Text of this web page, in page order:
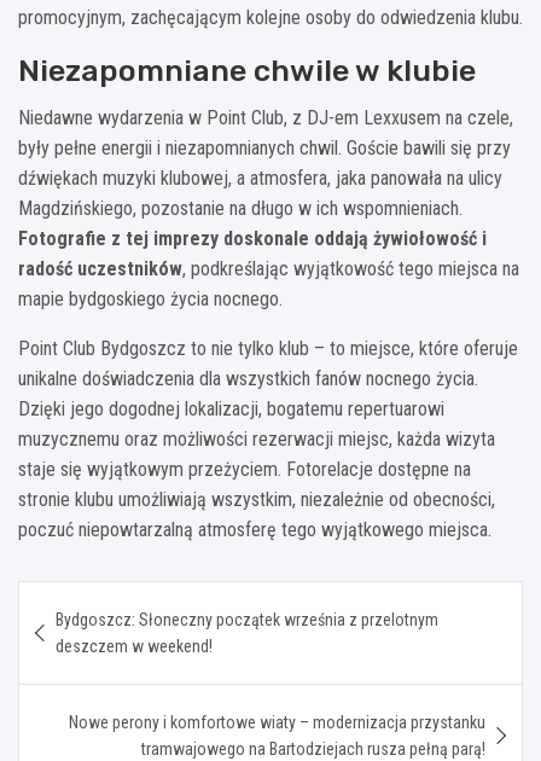
promocyjnym, zachęcającym kolejne osoby do odwiedzenia klubu.
Niezapomniane chwile w klubie
Niedawne wydarzenia w Point Club, z DJ-em Lexxusem na czele,
były pełne energii i niezapomnianych chwil. Goście bawili się przy
dźwiękach muzyki klubowej, a atmosfera, jaka panowała na ulicy
Magdzińskiego, pozostanie na długo w ich wspomnieniach.
Fotografie z tej imprezy doskonale oddają żywiołowość i
radość uczestników, podkreślając wyjątkowość tego miejsca na
mapie bydgoskiego życia nocnego.
Point Club Bydgoszcz to nie tylko klub – to miejsce, które oferuje
unikalne doświadczenia dla wszystkich fanów nocnego życia.
Dzięki jego dogodnej lokalizacji, bogatemu repertuarowi
muzycznemu oraz możliwości rezerwacji miejsc, każda wizyta
staje się wyjątkowym przeżyciem. Fotorelacje dostępne na
stronie klubu umożliwiają wszystkim, niezależnie od obecności,
poczuć niepowtarzalną atmosferę tego wyjątkowego miejsca.
wpisu
Bydgoszcz: Słoneczny początek września z przelotnym
deszczem w weekend!
Nowe perony i komfortowe wiaty – modernizacja przystanku
tramwajowego na Bartodziejach rusza pełną parą!